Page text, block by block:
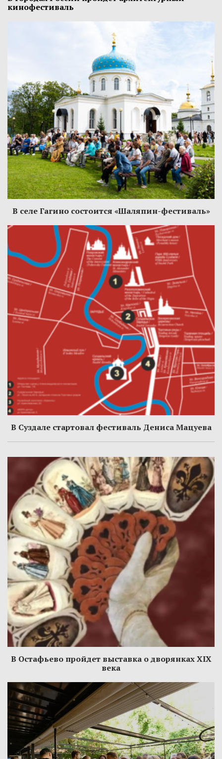
кинофестиваль
В селе Гагино состоится «Шаляпин-фестиваль»
В Суздале стартовал фестиваль Дениса Мацуева
В Остафьево пройдет выставка о дворянках XIX
века